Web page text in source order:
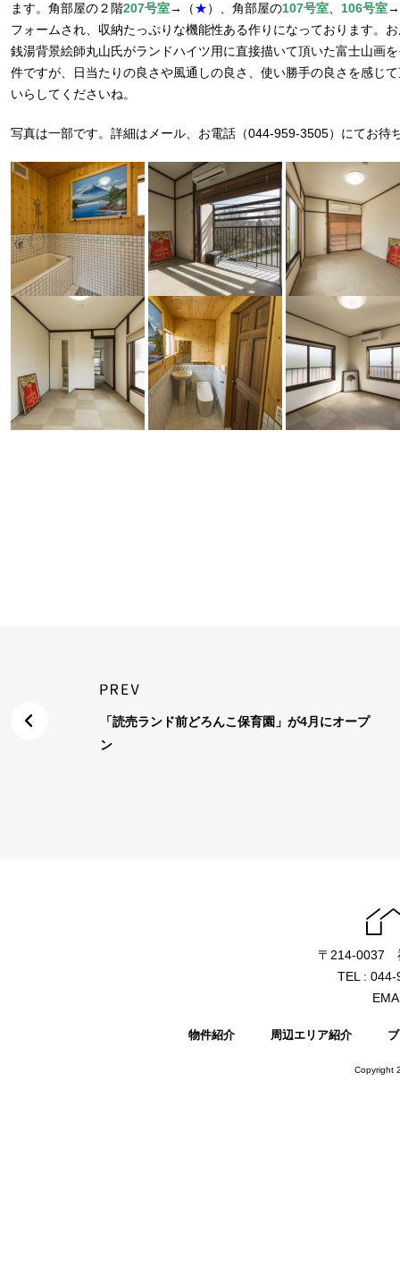
ます。角部屋の２階207号室→（★）、角部屋の107号室 106号室→
フォームされ、収納たっぷりな機能性ある作りになっております。
銭湯背景絵師丸山氏がランドハイツ用に直接描いて頂いた富士山画
件ですが、日当たりの良さや風通しの良さ、使い勝手の良さを感じ
いらしてくださいね。
写真は一部です。詳細はメール、お電話（044-959-3505）にてお待
「読売ランド前どろんこ保育園」が4月にオープ
ン
〒214-0037
TEL :
物件紹介 周辺エリア紹介
Copyright